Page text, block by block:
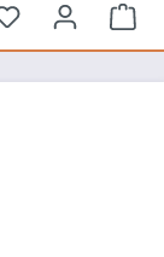
Du hast 0